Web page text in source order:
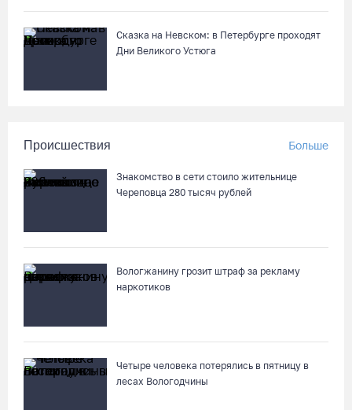
Сказка на Невском: в Петербурге проходят
Дни Великого Устюга
Происшествия Больше
Знакомство в сети стоило жительнице
Череповца 280 тысяч рублей
Вологжанину грозит штраф за рекламу
наркотиков
Четыре человека потерялись в пятницу в
лесах Вологодчины